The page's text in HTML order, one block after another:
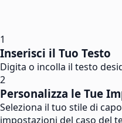
1
Inserisci il Tuo Testo
Digita o incolla il testo
2
Personalizza le Tue
Seleziona il tuo stile di
impostazioni del caso del